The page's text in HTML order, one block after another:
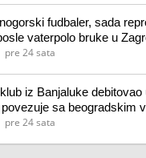
fudbaler, sada
vaterpolo bruke u
pre 24 sata
iz Banjaluke debitovao
sa beogradskim
pre 24 sata